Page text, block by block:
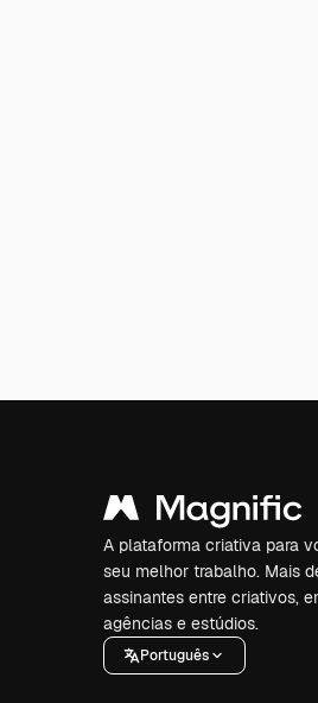
A plataforma criativa para
seu melhor trabalho. Mais
assinantes entre criativos,
agências e estúdios.
Português